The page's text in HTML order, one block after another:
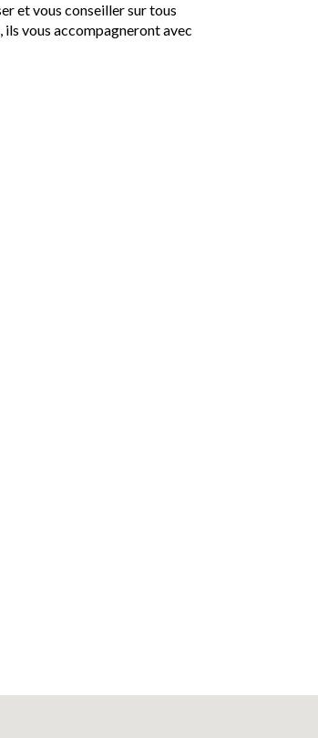
et vous conseiller sur tous
vous accompagneront avec